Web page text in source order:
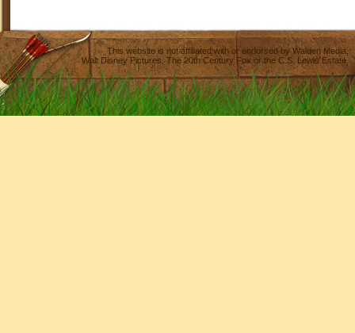
This website is not affiliated with or endorsed byWalden Media
Walt Disney Pictures,The 20th Century Fox or the C.S. Lewis Estate.